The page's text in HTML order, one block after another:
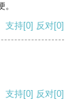
支持[0] 反对[0]
支持[0] 反对[0]